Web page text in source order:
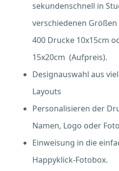
sekundenschnell in
verschiedenen
400 Drucke 10x15cm
15x20cm (Aufpreis).
Designauswahl aus
Layouts
Personalisieren der
Namen, Logo oder
Einweisung in die
Happyklick-Fotobox.